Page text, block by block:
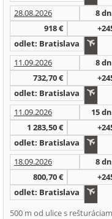
28.08.2026
8
918 €
odlet: Bratislava
11.09.2026
8
732,70 €
odlet: Bratislava
11.09.2026
15
1 283,50 €
odlet: Bratislava
18.09.2026
8
800,70 €
odlet: Bratislava
500 m od ulice s